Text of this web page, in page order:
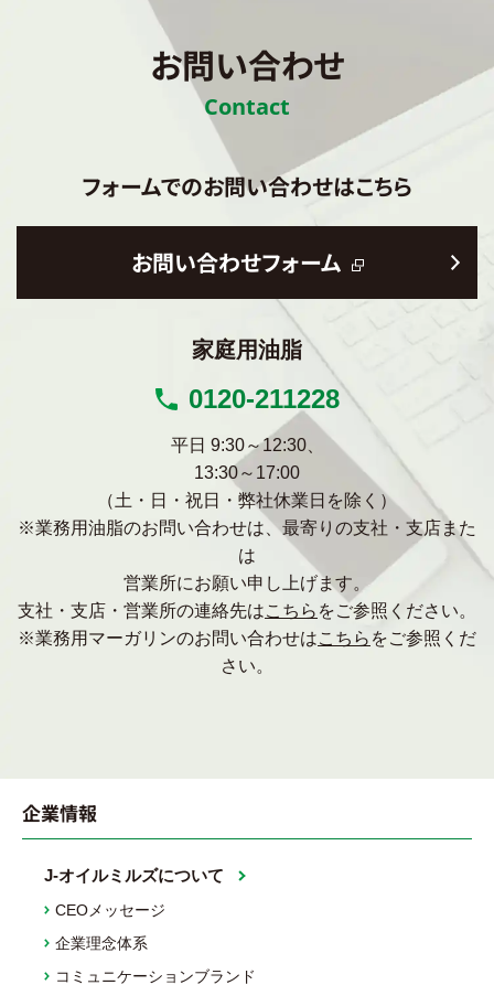
お問い合わせ
Contact
フォームでのお問い合わせはこちら
お問い合わせフォーム
家庭用油脂
0120-211228
平日 9:30～12:30、
13:30～17:00
（土・日・祝日・弊社休業日を除く）
※業務用油脂のお問い合わせは、最寄りの支社・支店また
は
営業所にお願い申し上げます。
支社・支店・営業所の連絡先はこちら をご参照ください。
※業務用マーガリンのお問い合わせはこちら をご参照くだ
さい。
企業情報
J-オイルミルズについて
CEOメッセージ
企業理念体系
コミュニケーションブランド